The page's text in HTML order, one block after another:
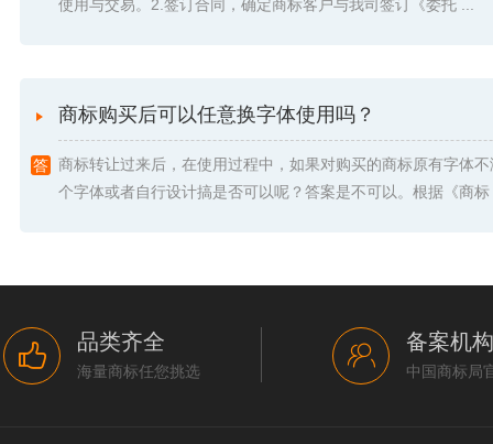
使用与交易。2.签订合同，确定商标客户与我司签订《委托 ...
商标购买后可以任意换字体使用吗？
商标转让过来后，在使用过程中，如果对购买的商标原有字体
个字体或者自行设计搞是否可以呢？答案是不可以。根据《商
品类齐全
海量商标任您挑选
备案机构
中国商标局